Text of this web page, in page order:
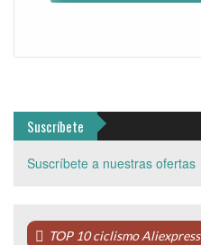
Suscríbete
Suscríbete a nuestras ofertas
TOP 10 ciclismo Aliexpress